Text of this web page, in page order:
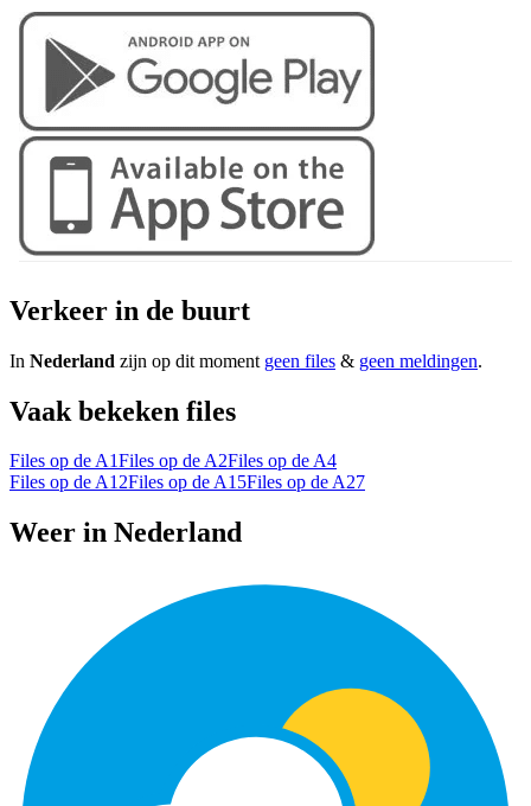
Verkeer in de buurt
In Nederland zijn op dit moment geen files & geen meldingen.
Vaak bekeken files
Files op de A1Files op de A2Files op de A4
Files op de A12Files op de A15Files op de A27
Weer in Nederland